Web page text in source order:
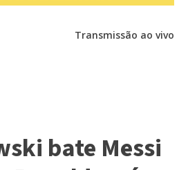
Transmissão ao vivo
bate Messi